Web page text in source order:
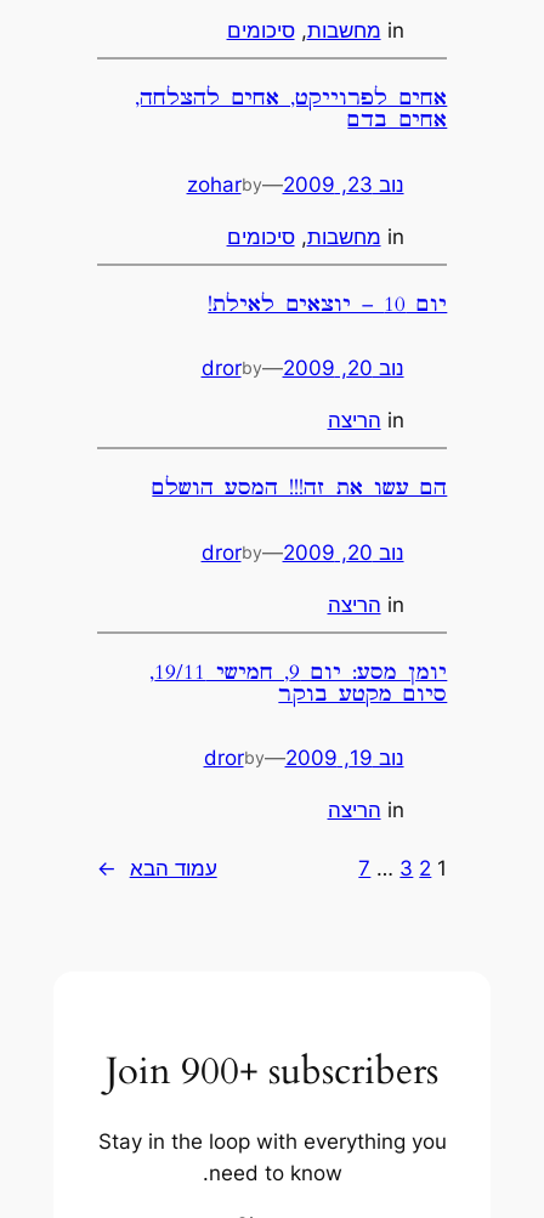
in מחשבות, סיכומים
אחים לפרוייקט, אחים להצלחה,
אחים בדם
נוב 23, 2009 —
by
zohar
in מחשבות, סיכומים
יום 10 – יוצאים לאילת!
נוב 20, 2009 —
by
dror
in הריצה
הם עשו את זה!!! המסע הושלם
נוב 20, 2009 —
by
dror
in הריצה
יומן מסע: יום 9, חמישי 19/11,
סיום מקטע בוקר
נוב 19, 2009 —
by
dror
in הריצה
1
2
3
…
7 עמוד הבא →
Join 900+ subscribers
Stay in the loop with everything you
need to know.